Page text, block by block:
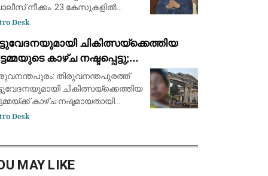
നീക്കം. 23 കേസുകളിൽ
അർജുൻ കൊടും
അർജുനെതിരെ രണ്ട് വധ
ആയുധം
മ
Desk
ചികിത്സയ്ക്കെത്തിയ
കാഴ്ച നഷ്ടപ്പെട്ടു;
മെഡിക്കൽ കോളെജ്
പരാതി
തിരുവനന്തപുരത്ത്
ചികിത്സയ്ക്കെത്തിയ
കാഴ്ച നഷ്ടമായതായി
മരുന്ന് മാറി
Desk
MAY LIKE